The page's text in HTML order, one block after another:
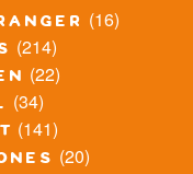
(16)
(214)
(22)
(34)
(141)
(20)